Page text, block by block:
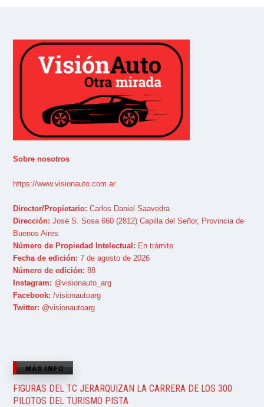
Sobre nosotros
https://www.visionauto.com.ar
Director/Propietario: Carlos Daniel Saavedra
Dirección: José S. Sosa 660 (2812) Capilla del Señor, Provincia de
Buenos Aires
Número de Propiedad Intelectual: En trámite
Fecha de edición: 7 de agosto de 2026
Número de edición: 88
Instagram: @visionauto_arg
Facebook: /visionautoarg
Twitter: @visionautoarg
MÁS INFO
FIGURAS DEL TC JERARQUIZAN LA CARRERA DE LOS 300
PILOTOS DEL TURISMO PISTA